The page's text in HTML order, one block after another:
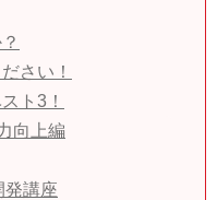
さい！
ト3！
向上編
発講座